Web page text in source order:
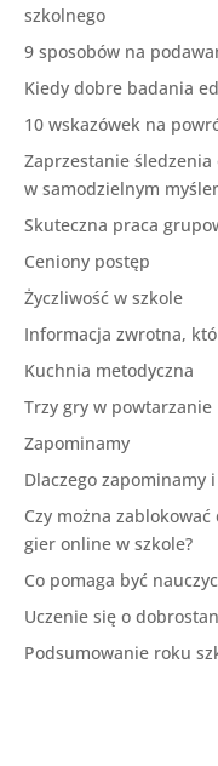
szkolnego
9 sposobów na
Kiedy dobre badania
10 wskazówek na
Zaprzestanie
w samodzielnym
Skuteczna praca
Ceniony postęp
Życzliwość w szkole
Informacja zwrotna,
Kuchnia metodyczna
Trzy gry w powtarzanie
Zapominamy
Dlaczego zapominamy
Czy można
gier online w szkole?
Co pomaga być
Uczenie się o
Podsumowanie roku